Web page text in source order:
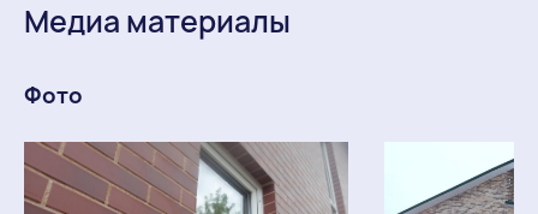
Медиа материалы
Фото